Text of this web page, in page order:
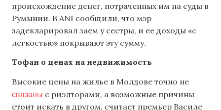
происхождение денег, потраченных им на суды в
Румынии. В ANI сообщили, что мэр
задекларировал заем у сестры, и ее доходы «с
легкостью» покрывают эту сумму.
Тофан о ценах на недвижимость
Высокие цены на жилье в Молдове точно не
связаны с риэлторами, а возможные причины
стоит искать в другом, считает премьер Василе